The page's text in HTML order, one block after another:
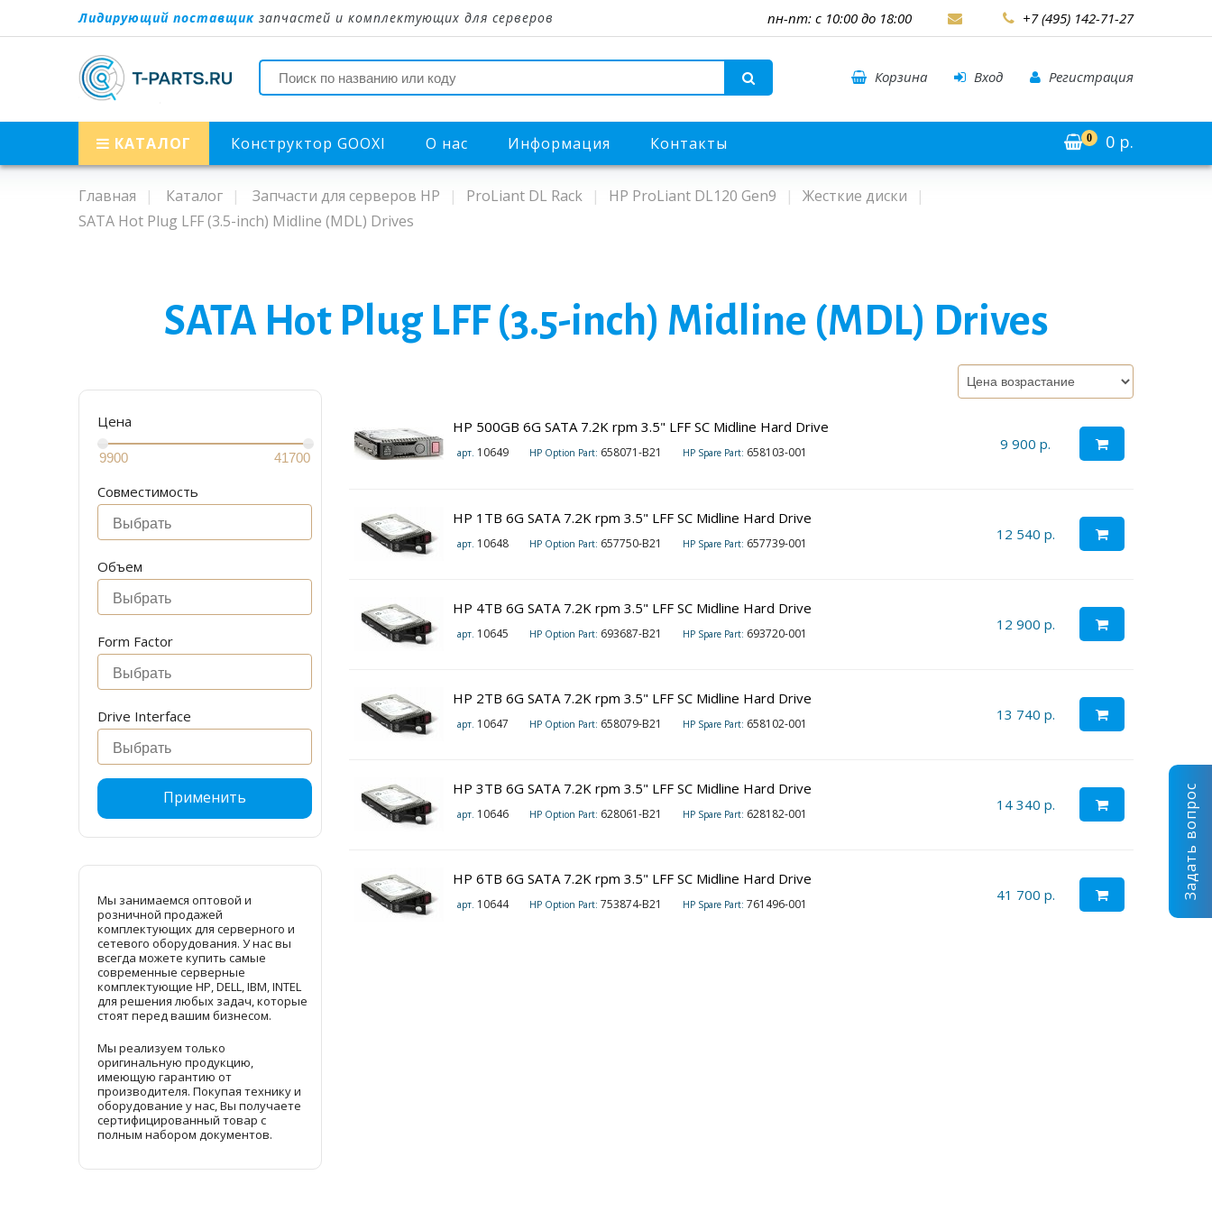
Лидирующий поставщик запчастей и комплектующих для серверов пн-пт: с 10:00 до 18:00 +7 (495) 142-71-27
Корзина Вход Регистрация
КАТАЛОГ Конструктор GOOXI О нас Информация Контакты 0 0 р.
Главная Каталог Запчасти для серверов HP ProLiant DL Rack HP ProLiant DL120 Gen9
Жесткие диски
SATA Hot Plug LFF (3.5-inch) Midline (MDL) Drives
SATA Hot Plug LFF (3.5-inch) Midline (MDL) Drives
Цена
Совместимость
Объем
Form Factor
Drive Interface
Применить
Мы занимаемся оптовой и
розничной продажей
комплектующих для серверного и
сетевого оборудования. У нас вы
всегда можете купить самые
современные серверные
комплектующие HP, DELL, IBM, INTEL
для решения любых задач, которые
стоят перед вашим бизнесом.
Мы реализуем только
оригинальную продукцию,
имеющую гарантию от
производителя. Покупая технику и
оборудование у нас, Вы получаете
сертифицированный товар с
полным набором документов.
HP 500GB 6G SATA 7.2K rpm 3.5" LFF SC Midline Hard Drive
арт. 10649 HP Option Part: 658071-B21 HP Spare Part: 658103-001 9 900 р.
HP 1TB 6G SATA 7.2K rpm 3.5" LFF SC Midline Hard Drive
арт. 10648 HP Option Part: 657750-B21 HP Spare Part: 657739-001
12 540 р.
HP 4TB 6G SATA 7.2K rpm 3.5" LFF SC Midline Hard Drive
арт. 10645 HP Option Part: 693687-B21 HP Spare Part: 693720-001
12 900 р.
HP 2TB 6G SATA 7.2K rpm 3.5" LFF SC Midline Hard Drive
арт. 10647 HP Option Part: 658079-B21 HP Spare Part: 658102-001
13 740 р.
HP 3TB 6G SATA 7.2K rpm 3.5" LFF SC Midline Hard Drive
арт. 10646 HP Option Part: 628061-B21 HP Spare Part: 628182-001
14 340 р.
HP 6TB 6G SATA 7.2K rpm 3.5" LFF SC Midline Hard Drive
арт. 10644 HP Option Part: 753874-B21 HP Spare Part: 761496-001
41 700 р. Задать вопрос